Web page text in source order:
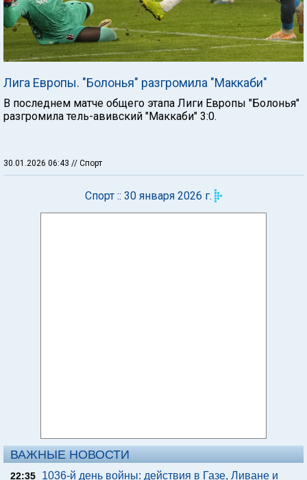
Лига Европы. "Болонья" разгромила "Маккаби"
В последнем матче общего этапа Лиги Европы "Болонья"
разгромила тель-авивский "Маккаби" 3:0.
30.01.2026 06:43 // Спорт
Спорт :: 30 января 2026 г.
ВАЖНЫЕ НОВОСТИ
22:35
1036-й день войны: действия в Газе, Ливане и